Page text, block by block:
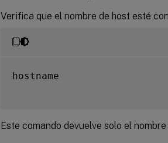
Verifica que el nombre de host esté
hostname
Este comando devuelve solo el